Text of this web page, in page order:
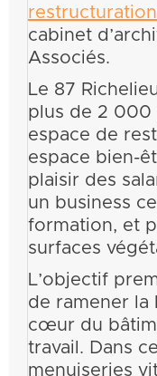
cabinet
Associés.
Le 87
plus de 2 000
espace de
espace bien-
plaisir des
un business
formation, et
surfaces
L’objectif
de ramener la
cœur du
travail. Dans
menuiseries